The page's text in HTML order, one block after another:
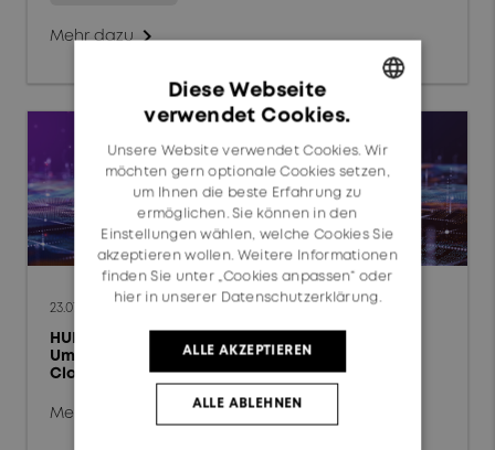
Rechenzentren
Mobilfunknetz
Automobil
Schienenfahrzeuge
Technologie
Hochfrequenz
Mehr dazuchevron_right
23.07.2026
HUBER+SUHNER schliesst globale
Umstellung auf SAP S/4HANA Private
Cloud erfolgreich ab
Mehr dazu
GERMAN
Diese Webseite
verwendet Cookies.
Unsere Website verwendet Cookies. Wir
möchten gern optionale Cookies setzen,
um Ihnen die beste Erfahrung zu
ermöglichen. Sie können in den
Einstellungen wählen, welche Cookies Sie
akzeptieren wollen. Weitere Informationen
finden Sie unter „Cookies anpassen“ oder
hier in unserer Datenschutzerklärung.
ALLE AKZEPTIEREN
ALLE ABLEHNEN